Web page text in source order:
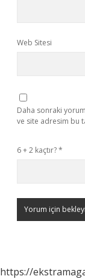
Web Sitesi
Daha sonraki
ve site adresim bu
6 + 2 kaçtır?*
https://